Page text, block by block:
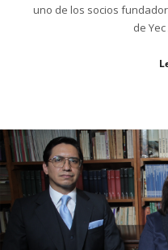
uno de los socios
de